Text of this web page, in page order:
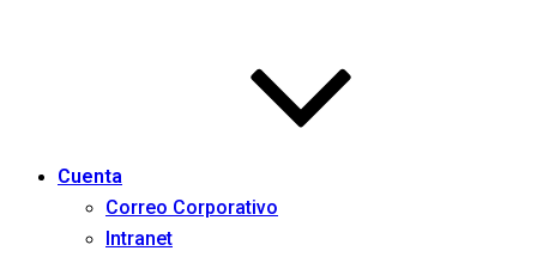
Cuenta
Correo Corporativo
Intranet